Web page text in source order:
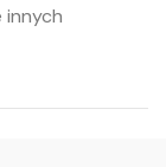
innych